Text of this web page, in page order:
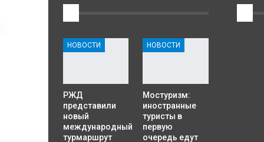
НОВОСТИ
РЖД
представили
новый
международный
турмаршрут
НОВОСТИ
Мостуризм:
иностранные
туристы в
первую
очередь едут